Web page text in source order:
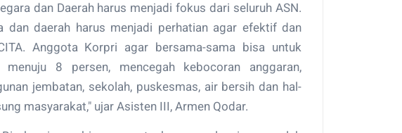
dan Daerah harus menjadi fokus dari seluruh ASN.
dan daerah harus menjadi perhatian agar efektif dan
Anggota Korpri agar bersama-sama bisa untuk
8 persen, mencegah kebocoran anggaran,
jembatan, sekolah, puskesmas, air bersih dan hal-
masyarakat," ujar Asisten III, Armen Qodar.